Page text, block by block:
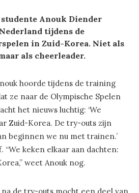
Anouk Diender
tijdens de
in Zuid-Korea. Niet als
als cheerleader.
hoorde tijdens de training
ze naar de Olympische Spelen
het nieuws luchtig: ‘We
Zuid-Korea. De try-outs zijn
beginnen we nu met trainen.’
“We keken elkaar aan dachten:
weet Anouk nog.